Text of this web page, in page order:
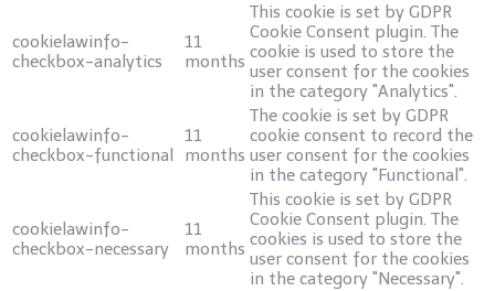
cookielawinfo-
checkbox-analytics
11
months
This cookie is set by GDPR
Cookie Consent plugin. The
cookie is used to store the
user consent for the cookies
in the category "Analytics".
cookielawinfo-
checkbox-functional
11
months
The cookie is set by GDPR
cookie consent to record the
user consent for the cookies
in the category "Functional".
cookielawinfo-
checkbox-necessary
11
months
This cookie is set by GDPR
Cookie Consent plugin. The
cookies is used to store the
user consent for the cookies
in the category "Necessary".